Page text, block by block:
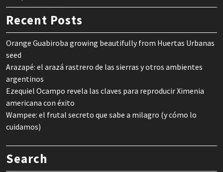
Recent Posts
Orange Guabiroba growing beautifully from Huertas Urbanas
seed
Arazapé: el arazá rastrero de las sierras y otros ambientes
argentinos
Ezequiel Ocampo revela las claves para reproducir Ximenia
americana con éxito
Wampee: el frutal secreto que sabe a milagro (y cómo lo
cuidamos)
Search